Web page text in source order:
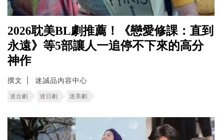
2026耽美BL劇推薦！《戀愛修課：直到
永遠》等5部讓人一追停不下來的高分
神作
撰文 迷誠品內容中心
迷台劇 迷日劇 迷美劇